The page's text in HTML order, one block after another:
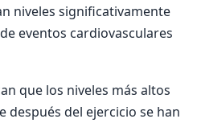
niveles significativamente
eventos cardiovasculares
que los niveles más altos
después del ejercicio se han